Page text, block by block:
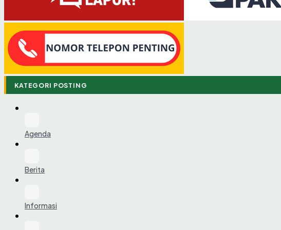
KATEGORI POSTING
Agenda
Berita
Informasi